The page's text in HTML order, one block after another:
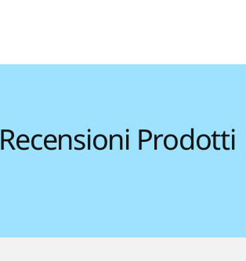
Recensioni Prodotti